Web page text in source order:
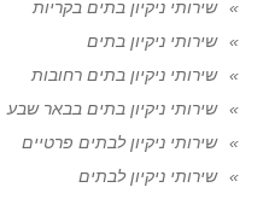
שירותי ניקיון בתים בקריות
שירותי ניקיון בתים
שירותי ניקיון בתים רחובות
שירותי ניקיון בתים בבאר שבע
שירותי ניקיון לבתים פרטיים
שירותי ניקיון לבתים